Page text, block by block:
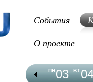
События
О проекте
03
ПН 04
ВТ